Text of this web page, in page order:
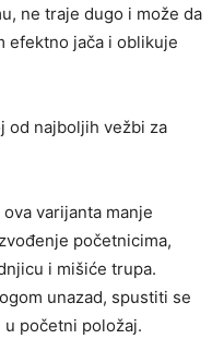
ne traje dugo i može da
efektno jača i oblikuje
od najboljih vežbi za
varijanta manje
početnicima,
i mišiće trupa.
unazad, spustiti se
početni položaj.